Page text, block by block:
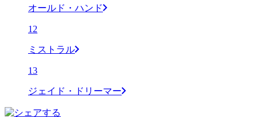
オールド・ハンド
12
ミストラル
13
ジェイド・ドリーマー